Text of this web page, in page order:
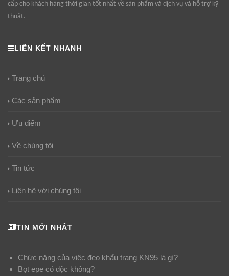
cấp cho khách hàng thời gian tốt nhất về sản phẩm và dịch vụ và hỗ trợ kỹ
thuật.
LIÊN KẾT NHANH
Trang chủ
Các sản phẩm
Ưu điểm
Về chúng tôi
Tin tức
Liên hệ với chúng tôi
TIN MỚI NHẤT
Chức năng của việc đeo khẩu trang KN95 là gì?
Bọt epe có độc không?